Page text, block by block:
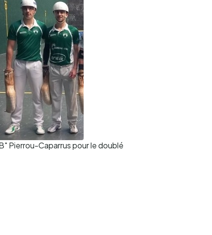
Pierrou-Caparrus pour le doublé